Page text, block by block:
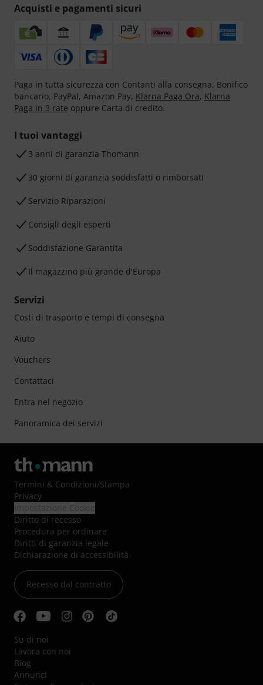
Acquisti e pagamenti sicuri
Paga in tutta sicurezza con Contanti alla consegna, Bonifico
bancario, PayPal, Amazon Pay, Klarna Paga Ora, Klarna
Paga in 3 rate oppure Carta di credito.
I tuoi vantaggi
3 anni di garanzia Thomann
30 giorni di garanzia soddisfatti o rimborsati
Servizio Riparazioni
Consigli degli esperti
Soddisfazione Garantita
Il magazzino più grande d'Europa
Servizi
Costi di trasporto e tempi di consegna
Aiuto
Vouchers
Contattaci
Entra nel negozio
Panoramica dei servizi
Termini & Condizioni/Stampa
Privacy
Diritto di recesso
Procedura per ordinare
Diritti di garanzia legale
Dichiarazione di accessibilità
Recesso dal contratto
Su di noi
Lavora con noi
Blog
Annunci